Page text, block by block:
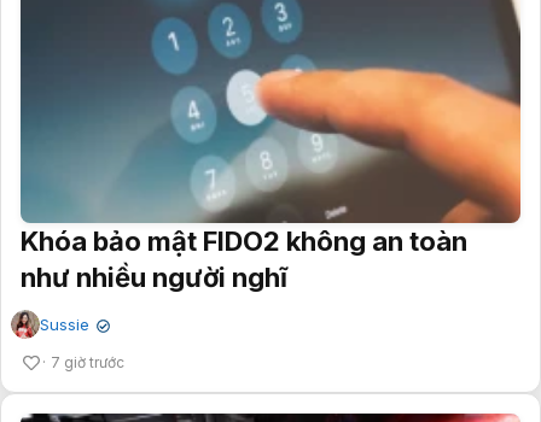
Khóa bảo mật FIDO2 không an toàn
như nhiều người nghĩ
Sussie ✔
7 giờ trước